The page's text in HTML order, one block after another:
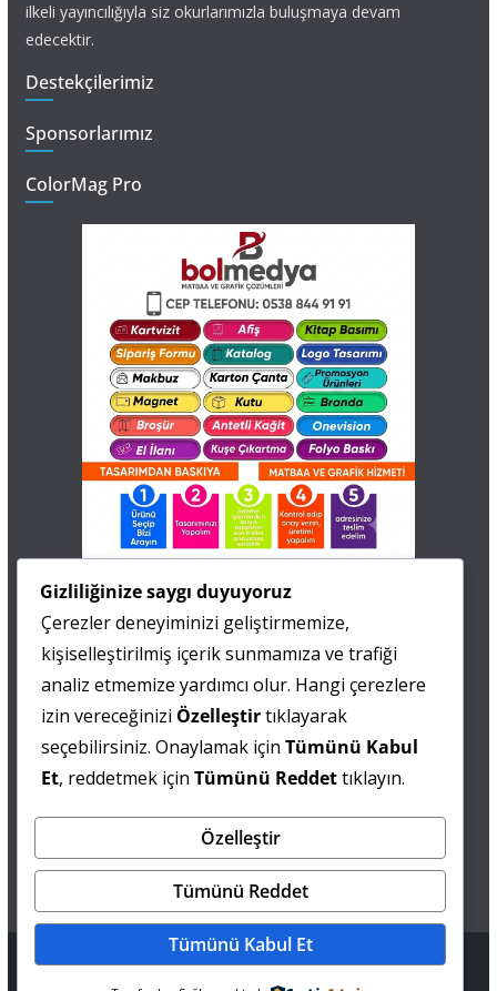
ilkeli yayıncılığıyla siz okurlarımızla buluşmaya devam
edecektir.
Destekçilerimiz
Sponsorlarımız
ColorMag Pro
0 505 677 40 87
Fatma MARMARA
0 538 844 90 90
Mesut IŞIKAY
admin@sultanmagazin.com
Gizliliğinize saygı duyuyoruz
Çerezler deneyiminizi geliştirmemize,
kişiselleştirilmiş içerik sunmamıza ve trafiği
analiz etmemize yardımcı olur. Hangi çerezlere
izin vereceğinizi Özelleştirtıklayarak
seçebilirsiniz. Onaylamak için Tümünü Kabul
Et, reddetmek için Tümünü Reddettıklayın.
Özelleştir
Tümünü Reddet
Tümünü Kabul Et